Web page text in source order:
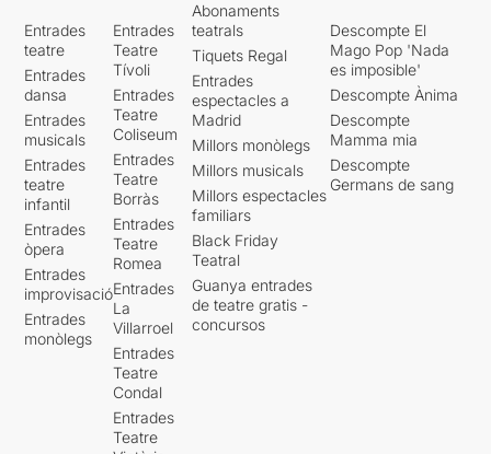
Entrades
teatre
Entrades
dansa
Entrades
musicals
Entrades
teatre
infantil
Entrades
òpera
Entrades
improvisació
Entrades
monòlegs
Entrades
Teatre
Tívoli
Entrades
Teatre
Coliseum
Entrades
Teatre
Borràs
Entrades
Teatre
Romea
Entrades
La
Villarroel
Entrades
Teatre
Condal
Entrades
Teatre
Abonaments
teatrals
Tiquets Regal
Entrades
espectacles a
Madrid
Millors monòlegs
Millors musicals
Millors espectacles
familiars
Black Friday
Teatral
Guanya entrades
de teatre gratis -
concursos
Descompte El
Mago Pop 'Nada
es imposible'
Descompte Ànima
Descompte
Mamma mia
Descompte
Germans de sang